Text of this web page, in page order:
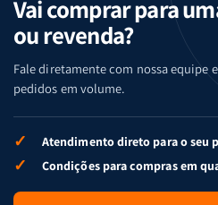
Vai comprar para
ou revenda?
Fale diretamente com nossa equipe
pedidos em volume.
✓ Atendimento direto para o seu
✓ Condições para compras em